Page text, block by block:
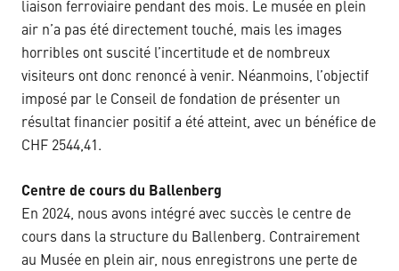
liaison ferroviaire pendant des mois. Le musée en plein
air n’a pas été directement touché, mais les images
horribles ont suscité l’incertitude et de nombreux
visiteurs ont donc renoncé à venir. Néanmoins, l’objectif
imposé par le Conseil de fondation de présenter un
résultat financier positif a été atteint, avec un bénéfice de
CHF 2544,41.
Centre de cours du Ballenberg
En 2024, nous avons intégré avec succès le centre de
cours dans la structure du Ballenberg. Contrairement
au Musée en plein air, nous enregistrons une perte de